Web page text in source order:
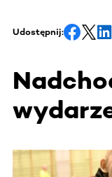
Udostępnij:
Ta sekcja zawiera